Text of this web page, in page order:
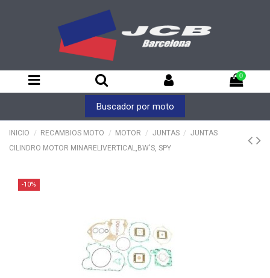
0
Buscador por moto
INICIO RECAMBIOS MOTO MOTOR JUNTAS
JUNTAS
CILINDRO MOTOR MINARELIVERTICAL,BW'S, SPY
-10%